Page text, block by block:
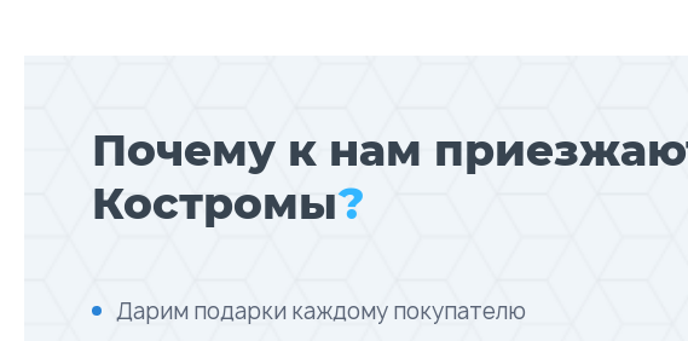
Почему к нам
Костромы?
Дарим подарки каждому покупателю